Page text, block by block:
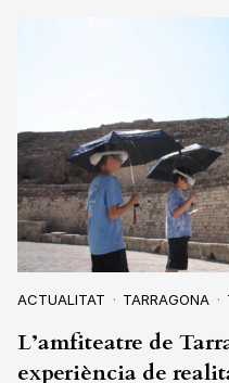
ACTUALITAT TARRAGONA
L’amfiteatre de
experiència de